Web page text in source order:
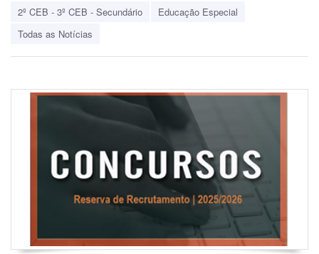
2º CEB - 3º CEB - Secundário
Educação Especial
Todas as Notícias